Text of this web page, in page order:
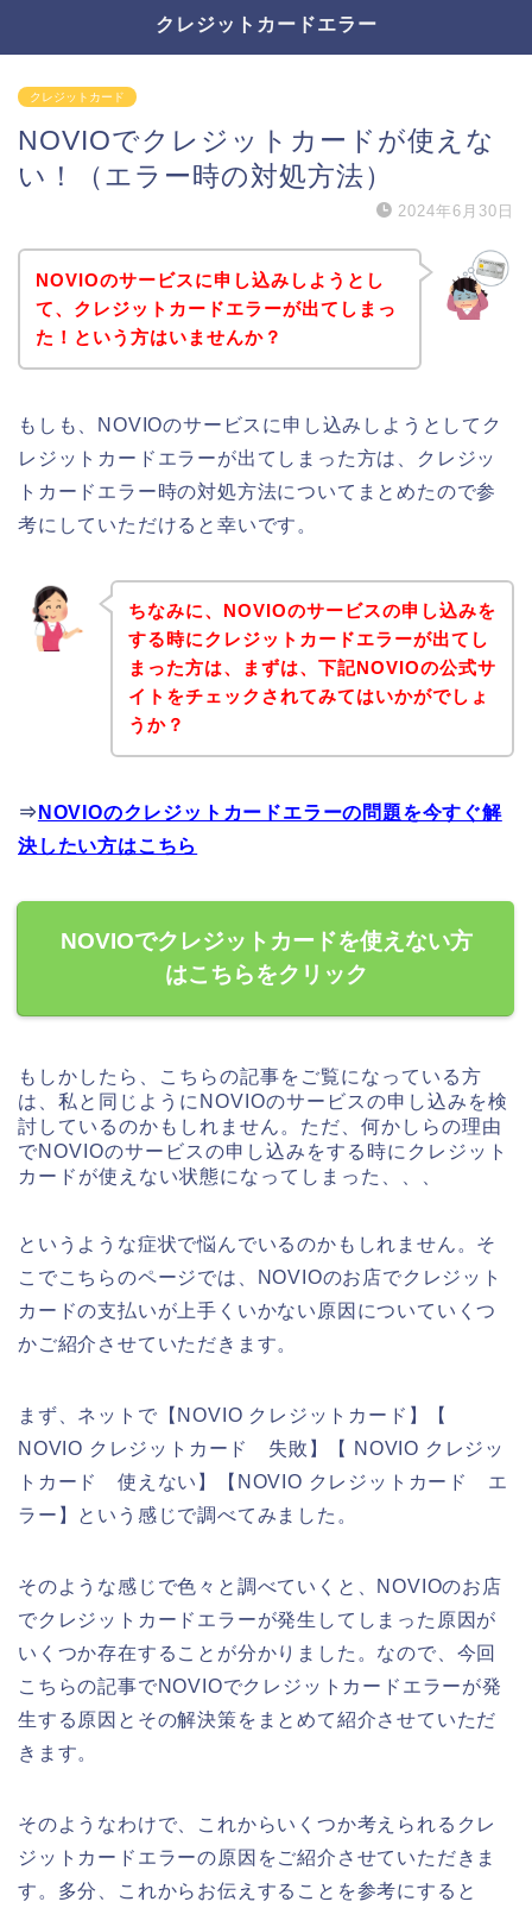
クレジットカードエラー
クレジットカード
NOVIOでクレジットカードが使えな
い！（エラー時の対処方法）
2024年6月30日
NOVIOのサービスに申し込みしようとし
て、クレジットカードエラーが出てしまっ
た！という方はいませんか？
もしも、NOVIOのサービスに申し込みしようとしてク
レジットカードエラーが出てしまった方は、クレジッ
トカードエラー時の対処方法についてまとめたので参
考にしていただけると幸いです。
ちなみに、NOVIOのサービスの申し込みを
する時にクレジットカードエラーが出てし
まった方は、まずは、下記NOVIOの公式サ
イトをチェックされてみてはいかがでしょ
うか？
⇒ NOVIOのクレジットカードエラーの問題を今すぐ解
決したい方はこちら
NOVIOでクレジットカードを使えない方
はこちらをクリック
もしかしたら、こちらの記事をご覧になっている方
は、私と同じようにNOVIOのサービスの申し込みを検
討しているのかもしれません。ただ、何かしらの理由
でNOVIOのサービスの申し込みをする時にクレジット
カードが使えない状態になってしまった、、、
というような症状で悩んでいるのかもしれません。そ
こでこちらのページでは、NOVIOのお店でクレジット
カードの支払いが上手くいかない原因についていくつ
かご紹介させていただきます。
まず、ネットで【NOVIO クレジットカード】【
NOVIO クレジットカード 失敗】【 NOVIO クレジッ
トカード 使えない】【NOVIO クレジットカード エ
ラー】という感じで調べてみました。
そのような感じで色々と調べていくと、NOVIOのお店
でクレジットカードエラーが発生してしまった原因が
いくつか存在することが分かりました。なので、今回
こちらの記事でNOVIOでクレジットカードエラーが発
生する原因とその解決策をまとめて紹介させていただ
きます。
そのようなわけで、これからいくつか考えられるクレ
ジットカードエラーの原因をご紹介させていただきま
す。多分、これからお伝えすることを参考にすると